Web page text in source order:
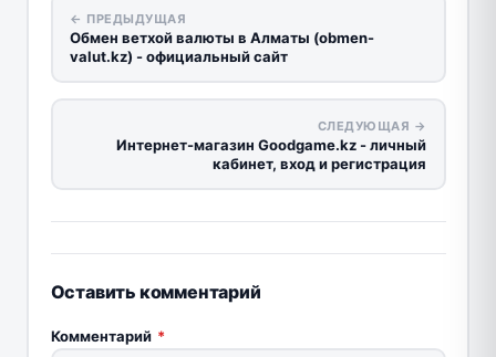
← ПРЕДЫДУЩАЯ
Обмен ветхой валюты в Алматы (obmen-
valut.kz) - официальный сайт
СЛЕДУЮЩАЯ →
Интернет-магазин Goodgame.kz - личный
кабинет, вход и регистрация
Оставить комментарий
Комментарий *